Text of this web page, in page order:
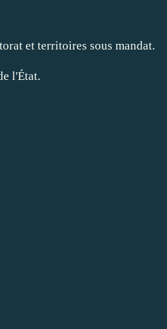
et territoires sous mandat.
l'État.